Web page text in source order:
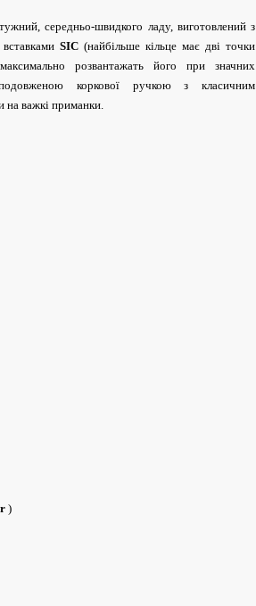
середньо-швидкого ладу, виготовлений з
вставкамиSIC(найбільше кільце має дві точки
розвантажать його при значних
коркової ручкою з класичним
на важкі приманки.
)